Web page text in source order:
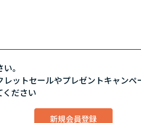
。
ットセールやプレゼントキャンペ
ださい